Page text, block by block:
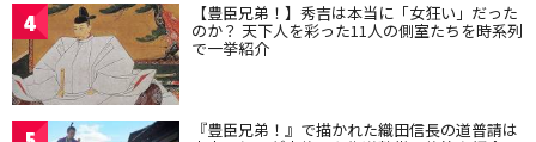
4 【豊臣兄弟！】秀吉は本当に「女狂い」だった
のか？ 天下人を彩った11人の側室たちを時系列
で一挙紹介
『豊臣兄弟！』で描かれた織田信長の道普請は